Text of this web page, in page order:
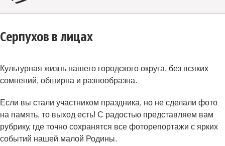
Серпухов в лицах
Культурная жизнь нашего городского округа, без всяких
сомнений, обширна и разнообразна.
Если вы стали участником праздника, но не сделали фото
на память, то выход есть! С радостью представляем вам
рубрику, где точно сохранятся все фоторепортажи с ярких
событий нашей малой Родины.